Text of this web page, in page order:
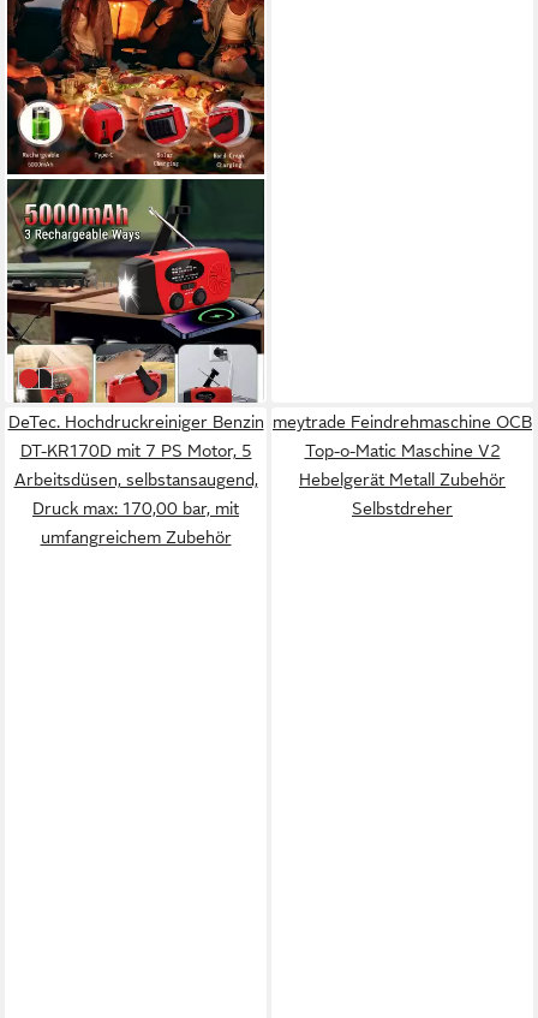
FORRLITE
Notfallradio, Solar Radio,
Tragbares Radio,
AM/FM/NOAA Kurbelradio
Notfallradio
(11)
24,99 € UVP49,99 €
-50%
in 3-4 Werktagen bei dir
RotSchwarz
DeTec. Hochdruckreiniger Benzin
DT-KR170D mit 7 PS Motor, 5
Arbeitsdüsen, selbstansaugend,
Druck max: 170,00 bar, mit
umfangreichem Zubehör
meytrade Feindrehmaschine OCB
Top-o-Matic Maschine V2
Hebelgerät Metall Zubehör
Selbstdreher